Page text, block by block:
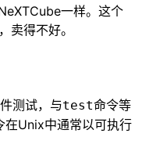
一样。这个
卖得不好。
测试，与test命令等
在Unix中通常以可执行